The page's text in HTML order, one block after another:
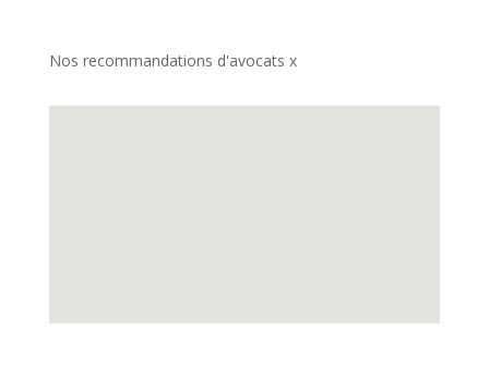
Nos recommandations d'avocats x